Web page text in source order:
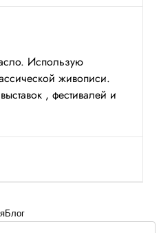
Использую
живописи.
, фестивалей и
Блог